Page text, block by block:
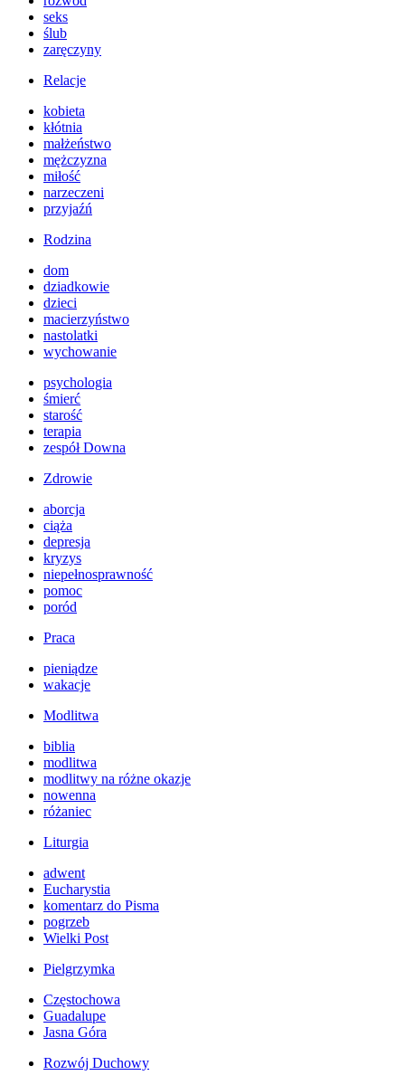
seks
ślub
zaręczyny
Relacje
kobieta
kłótnia
małżeństwo
mężczyzna
miłość
narzeczeni
przyjaźń
Rodzina
dom
dziadkowie
dzieci
macierzyństwo
nastolatki
wychowanie
psychologia
śmierć
starość
terapia
zespół Downa
Zdrowie
aborcja
ciąża
depresja
kryzys
niepełnosprawność
pomoc
poród
Praca
pieniądze
wakacje
Modlitwa
biblia
modlitwa
modlitwy na różne okazje
nowenna
różaniec
Liturgia
adwent
Eucharystia
komentarz do Pisma
pogrzeb
Wielki Post
Pielgrzymka
Częstochowa
Guadalupe
Jasna Góra
Rozwój Duchowy